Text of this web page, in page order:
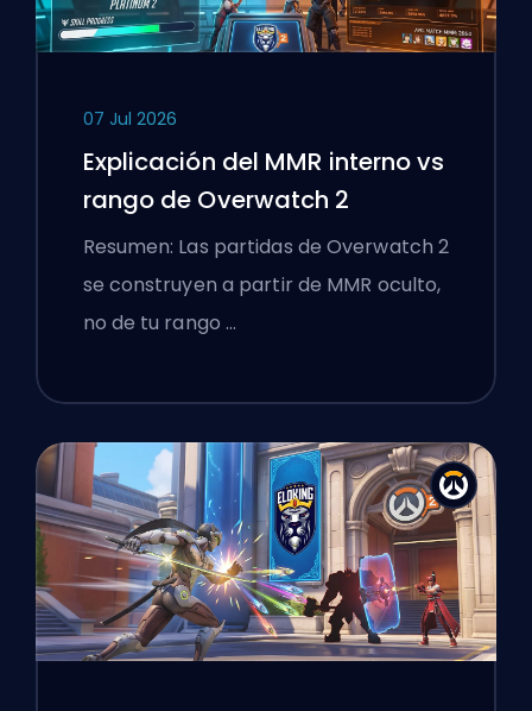
07 Jul 2026
Explicación del MMR interno vs
rango de Overwatch 2
Resumen: Las partidas de Overwatch 2
se construyen a partir de MMR oculto,
no de tu rango …